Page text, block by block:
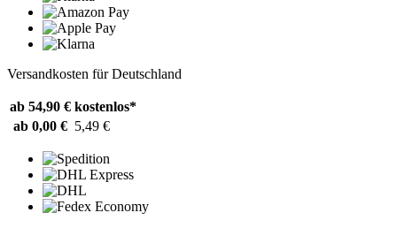
Versandkosten für Deutschland
ab 54,90 € kostenlos*
ab 0,00 € 5,49 €